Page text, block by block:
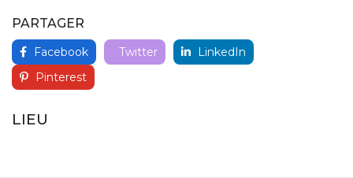
PARTAGER
Facebook Twitter
LinkedIn
Pinterest
LIEU